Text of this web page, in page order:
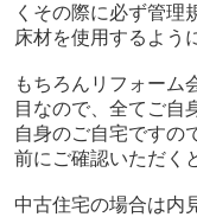
くその際に必ず管理
床材を使用するよう
もちろんリフォーム
目なので、全てご自
自身のご自宅ですの
前にご確認いただく
中古住宅の場合は内